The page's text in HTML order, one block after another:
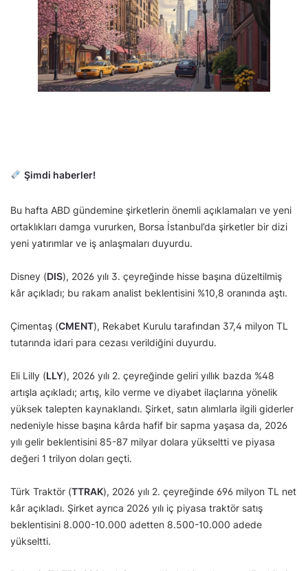
Şimdi haberler!
Bu hafta ABD gündemine şirketlerin önemli açıklamaları ve yeni
ortaklıkları damga vururken, Borsa İstanbul’da şirketler bir dizi
yeni yatırımlar ve iş anlaşmaları duyurdu.
Disney (DIS), 2026 yılı 3. çeyreğinde hisse başına düzeltilmiş
kâr açıkladı; bu rakam analist beklentisini %10,8 oranında aştı.
Çimentaş (CMENT), Rekabet Kurulu tarafından 37,4 milyon TL
tutarında idari para cezası verildiğini duyurdu.
Eli Lilly (LLY), 2026 yılı 2. çeyreğinde geliri yıllık bazda %48
artışla açıkladı; artış, kilo verme ve diyabet ilaçlarına yönelik
yüksek talepten kaynaklandı. Şirket, satın alımlarla ilgili giderler
nedeniyle hisse başına kârda hafif bir sapma yaşasa da, 2026
yılı gelir beklentisini 85-87 milyar dolara yükseltti ve piyasa
değeri 1 trilyon doları geçti.
Türk Traktör (TTRAK), 2026 yılı 2. çeyreğinde 696 milyon TL net
kâr açıkladı. Şirket ayrıca 2026 yılı iç piyasa traktör satış
beklentisini 8.000-10.000 adetten 8.500-10.000 adede
yükseltti.